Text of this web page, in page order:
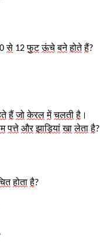
से 12 फुट ऊंचे बने होते हैं?
हैं जो केरल में चलती है ।
पत्ते और झाड़ियां खा लेता है?
होता है?